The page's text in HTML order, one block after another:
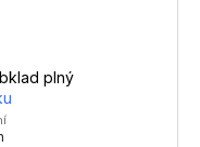
plný